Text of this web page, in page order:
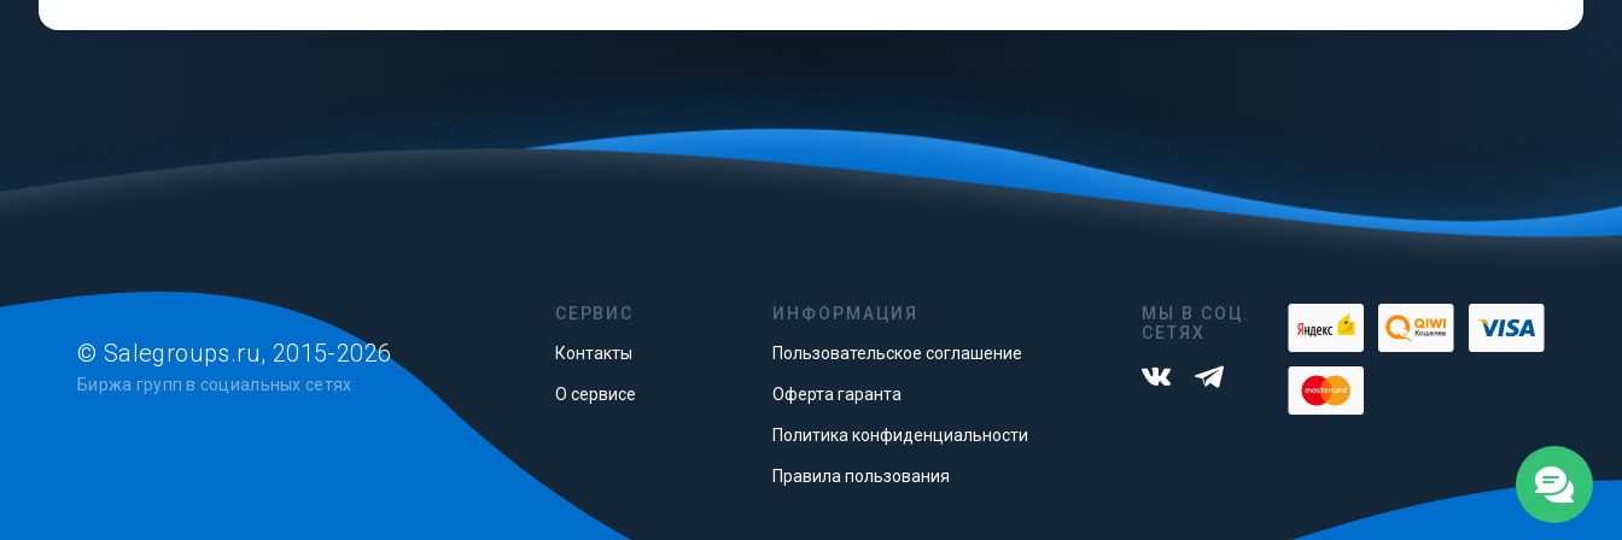
СЕРВИС
Контакты
О сервисе
ИНФОРМАЦИЯ
Пользовательское соглашение
Оферта гаранта
Политика конфиденциальности
Правила пользования
МЫ В СОЦ.
СЕТЯХ
© Salegroups.ru, 2015-2026
Биржа групп в социальных сетях